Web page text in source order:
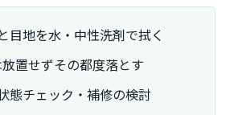
目地を水・中性洗剤で拭く
置せずその都度落とす
態チェック・補修の検討